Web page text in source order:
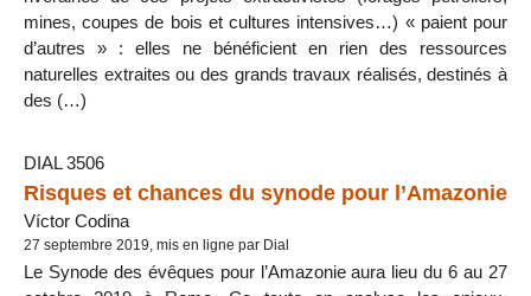
mines, coupes de bois et cultures intensives…) « paient pour
d’autres » : elles ne bénéficient en rien des ressources
naturelles extraites ou des grands travaux réalisés, destinés à
des (…)
DIAL 3506
Risques et chances du synode pour l’Amazonie
Víctor Codina
27 septembre 2019, mis en ligne par Dial
Le Synode des évêques pour l’Amazonie aura lieu du 6 au 27